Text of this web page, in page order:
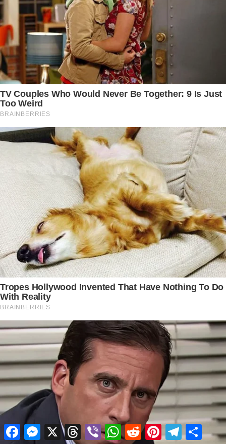
FacebookMessenger
X ThreadsViberWhatsApp
RedditPinterestTelegramShare